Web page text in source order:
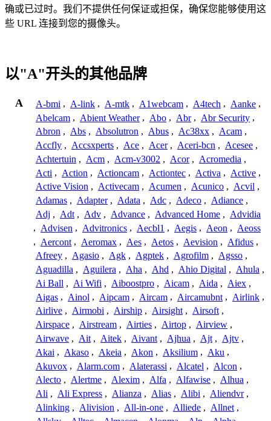
确或已过时。我们不提供任何保证或担保，确保您能够使用这
些 URL 连接到您的摄像头。
以"A"开头的其他品牌
A A-bmi , A-link , A-mtk , A1webcam , A4tech , Aanke ,
Abelcam , Abient Weather , Abo , Abr , Abr Security ,
Abron , Abs , Absolutron , Abus , Ac38xx , Acam ,
Accfly , Accsxperts , Ace , Acer , Aceri-bcn , Acesee ,
Achtertuin , Acm , Acm-v3002 , Acor , Acromedia ,
Acti , Action , Actioncam , Actiontec , Activa , Active ,
Active Vision , Activecam , Acumen , Acunico , Acvil ,
Adamas , Adapter , Adata , Adc , Adeco , Adiance ,
Adj , Adt , Adv , Advance , Advanced Home , Advidia
, Advisen , Advitronics , Aecbl1 , Aegis , Aeon , Aeoss
, Aercont , Aeromax , Aes , Aetos , Aevision , Afidus ,
Afreey , Agasio , Agk , Agptek , Agrofilm , Agsso ,
Aguadilla , Aguilera , Aha , Ahd , Ahio Digital , Ahula ,
Ai Ball , Ai Wifi , Aiboostpro , Aicam , Aida , Aiex ,
Aigas , Ainol , Aipcam , Aircam , Aircamubnt , Airlink ,
Airlive , Airmobi , Airship , Airsight , Airsoft ,
Airspace , Airstream , Airties , Airtop , Airview ,
Airwave , Ait , Aitek , Aivant , Ajhua , Ajt , Ajtv ,
Akai , Akaso , Akeia , Akon , Aksilium , Aku ,
Akuvox , Alarm.com , Alaterassi , Alcatel , Alcon ,
Alecto , Alertme , Alexim , Alfa , Alfawise , Alhua ,
Ali , Ali Express , Alianza , Alias , Alibi , Aliendvr ,
Alinking , Alivision , All-in-one , Alliede , Allnet ,